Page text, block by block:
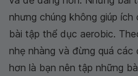
nhưng chúng không giúp
bài tập thể dục aerobic.
nhẹ nhàng và đừng quá
hơn là bạn nên tập những